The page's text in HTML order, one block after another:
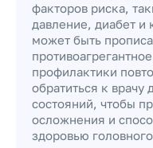
факторов риска,
давление, диабет и
может быть
профилактики
обратиться к врачу
состояний, чтобы
осложнения и
здоровью